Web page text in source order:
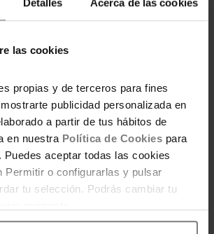
Detalles Acerca de las cookies
las cookies
propias y de terceros para fines
publicidad personalizada en
a partir de tus hábitos de
en nuestra Política de Cookies para
Puedes aceptar todas las cookies
Permitir o configurarlas y pulsar
tu selección. Podrás cambiar tu
RELACIONADAS
Pide tu plantilla de
ahorro infantil ¡gratis!